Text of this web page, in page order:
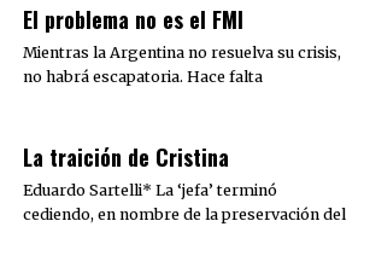
El problema no es el FMI
Mientras la Argentina no resuelva su crisis,
no habrá escapatoria. Hace falta
La traición de Cristina
Eduardo Sartelli* La ‘jefa’ terminó
cediendo, en nombre de la preservación del